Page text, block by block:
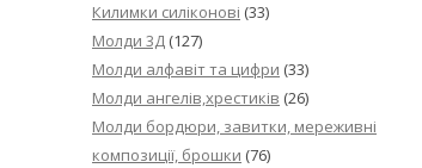
Килимки силіконові (33)
Молди 3Д (127)
Молди алфавіт та цифри (33)
Молди ангелів,хрестиків (26)
Молди бордюри, завитки, мереживні
композиції, брошки (76)